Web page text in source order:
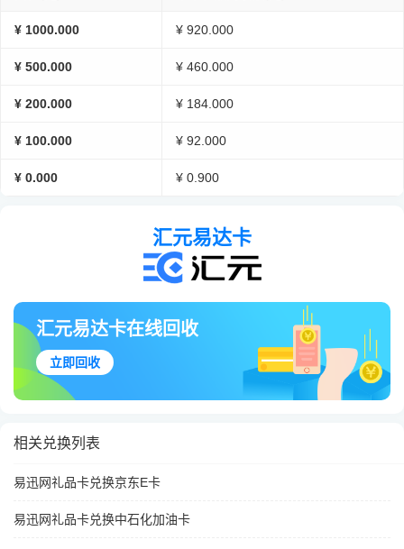
¥ 1000.000 ¥ 920.000
¥ 500.000 ¥ 460.000
¥ 200.000 ¥ 184.000
¥ 100.000 ¥ 92.000
¥ 0.000 ¥ 0.900
汇元易达卡
汇元易达卡在线回收
立即回收
相关兑换列表
易迅网礼品卡兑换京东E卡
易迅网礼品卡兑换中石化加油卡